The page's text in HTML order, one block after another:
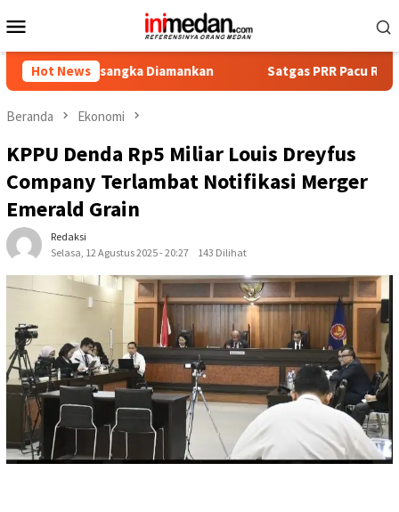
ke
Mobile
Hot News
Diamankan Satgas PRR Pacu Realisasi
Beranda Ekonomi
KPPU Denda Rp5 Miliar Louis Dreyfus
Company Terlambat Notifikasi Merger
Emerald Grain
Redaksi
Selasa, 12 Agustus 2025 - 20:27
143 Dilihat